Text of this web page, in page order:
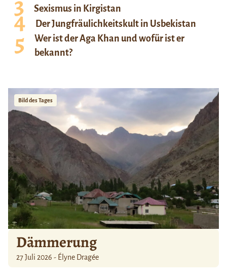
Sexismus in Kirgistan
Der Jungfräulichkeitskult in Usbekistan
Wer ist der Aga Khan und wofür ist er
bekannt?
Bild des Tages
Dämmerung
27 Juli 2026 - Élyne Dragée